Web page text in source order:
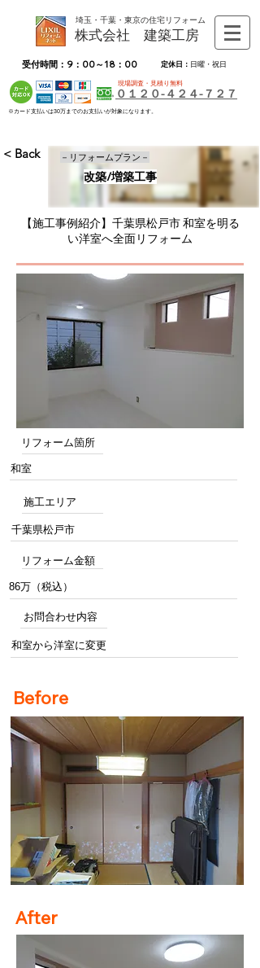
埼玉・千葉・東京の住宅リフォーム
株式会社 建築工房
受付時間：9：00～18：00 定休日： 日曜・祝日
現場調査・見積り無料
０１２０-４２４-７２７
※カード支払いは30万までのお支払いが対象になります。
< Back
改築/増築工事
－リフォームプラン－
【施工事例紹介】千葉県松戸市 和室を明る
い洋室へ全面リフォーム
リフォーム箇所
和室
施工エリア
千葉県松戸市
リフォーム金額
86万（税込）
お問合わせ内容
和室から洋室に変更
Before
After